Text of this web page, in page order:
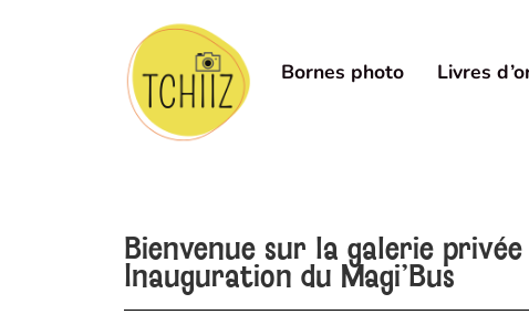
Bornes photo Livres
Bienvenue sur la galerie privée
Inauguration du Magi'Bus